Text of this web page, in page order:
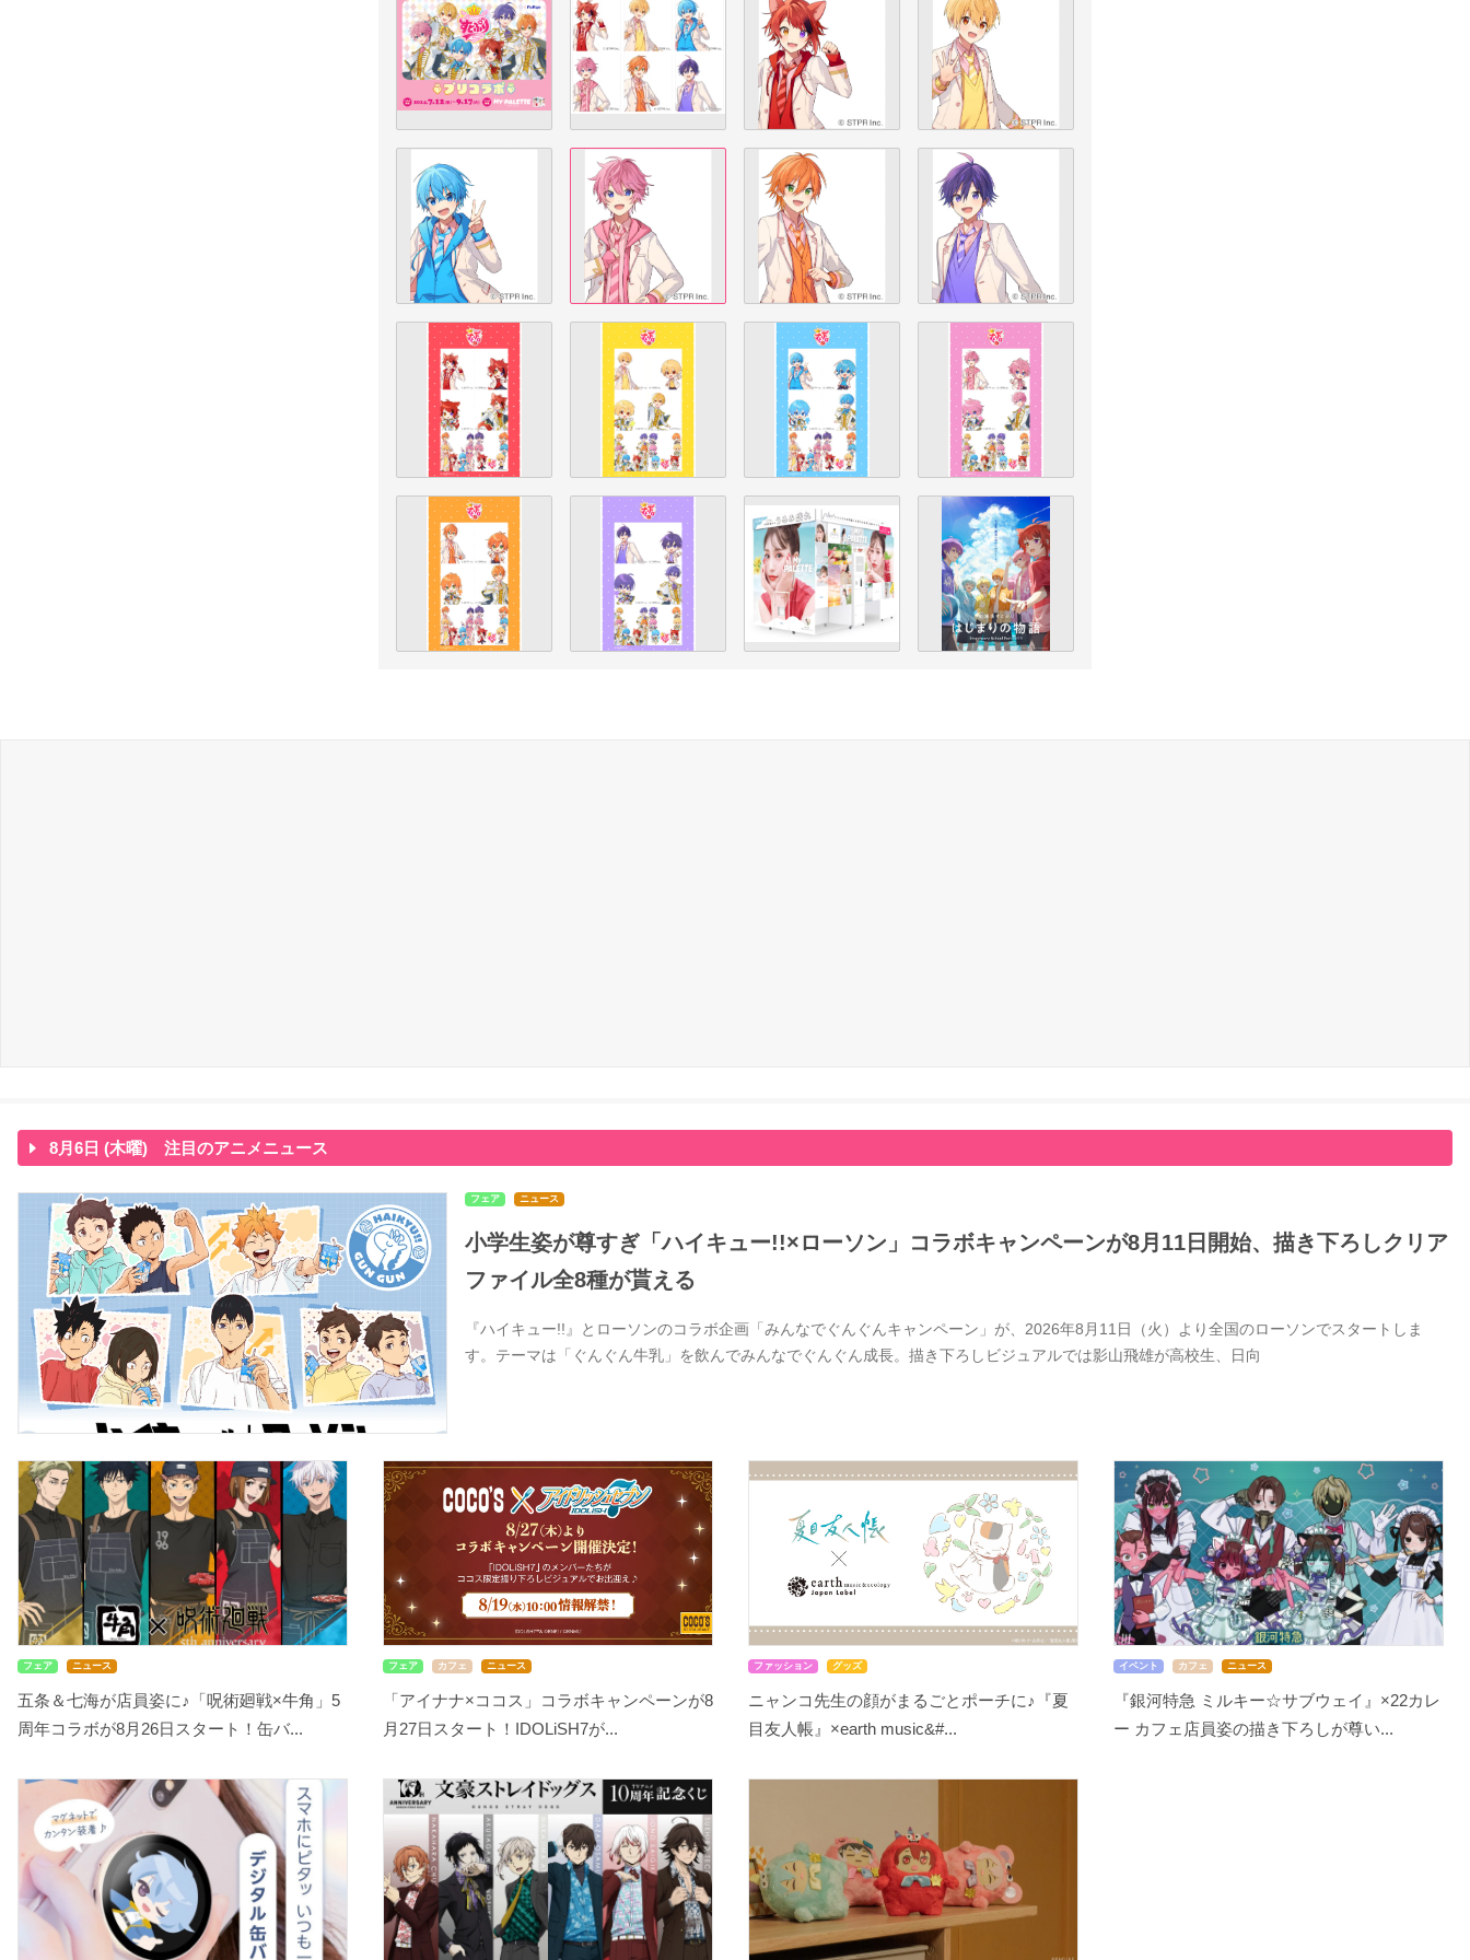
8月6日 (木曜) 注目のアニメニュース
フェア ニュース
小学生姿が尊すぎ「ハイキュー!!×ローソン」コラボキャンペーンが8月11日開始、描き下ろしクリア
ファイル全8種が貰える
『ハイキュー!!』とローソンのコラボ企画「みんなでぐんぐんキャンペーン」が、2026年8月11日（火）より全国のローソンでスタートしま
す。テーマは「ぐんぐん牛乳」を飲んでみんなでぐんぐん成長。描き下ろしビジュアルでは影山飛雄が高校生、日向
フェア ニュース
五条＆七海が店員姿に♪「呪術廻戦×牛角」5
周年コラボが8月26日スタート！缶バ...
フェア カフェ ニュース
「アイナナ×ココス」コラボキャンペーンが8
月27日スタート！IDOLiSH7が...
ファッション グッズ
ニャンコ先生の顔がまるごとポーチに♪『夏
目友人帳』×earth music&#...
イベント カフェ ニュース
『銀河特急 ミルキー☆サブウェイ』×22カレ
ー カフェ店員姿の描き下ろしが尊い...